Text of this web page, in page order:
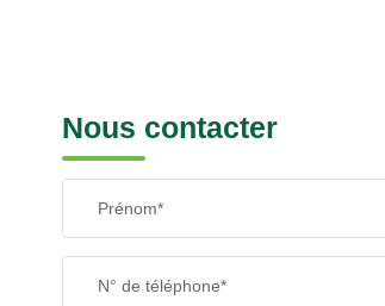
Nous contacter
Prénom*
N° de téléphone*